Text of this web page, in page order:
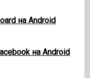
на Android
на Android